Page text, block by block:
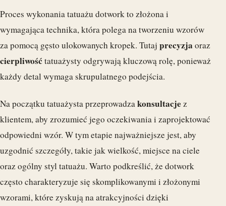
Proces wykonania tatuażu dotwork to złożona i
wymagająca technika, która polega na tworzeniu wzorów
za pomocą gęsto ulokowanych kropek. Tutaj precyzja oraz
cierpliwośćtatuażysty odgrywają kluczową rolę, ponieważ
każdy detal wymaga skrupulatnego podejścia.
Na początku tatuażysta przeprowadzakonsultacjez
klientem, aby zrozumieć jego oczekiwania i zaprojektować
odpowiedni wzór. W tym etapie najważniejsze jest, aby
uzgodnić szczegóły, takie jak wielkość, miejsce na ciele
oraz ogólny styl tatuażu. Warto podkreślić, że dotwork
często charakteryzuje się skomplikowanymi i złożonymi
wzorami, które zyskują na atrakcyjności dzięki